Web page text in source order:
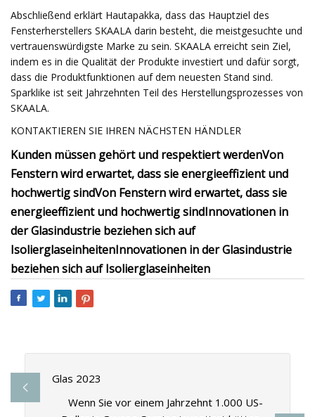
Abschließend erklärt Hautapakka, dass das Hauptziel des
Fensterherstellers SKAALA darin besteht, die meistgesuchte und
vertrauenswürdigste Marke zu sein. SKAALA erreicht sein Ziel,
indem es in die Qualität der Produkte investiert und dafür sorgt,
dass die Produktfunktionen auf dem neuesten Stand sind.
Sparklike ist seit Jahrzehnten Teil des Herstellungsprozesses von
SKAALA.
KONTAKTIEREN SIE IHREN NÄCHSTEN HÄNDLER
Kunden müssen gehört und respektiert werdenVon
Fenstern wird erwartet, dass sie energieeffizient und
hochwertig sindVon Fenstern wird erwartet, dass sie
energieeffizient und hochwertig sindInnovationen in
der Glasindustrie beziehen sich auf
IsolierglaseinheitenInnovationen in der Glasindustrie
beziehen sich auf Isolierglaseinheiten
Glas 2023
Wenn Sie vor einem Jahrzehnt 1.000 US-